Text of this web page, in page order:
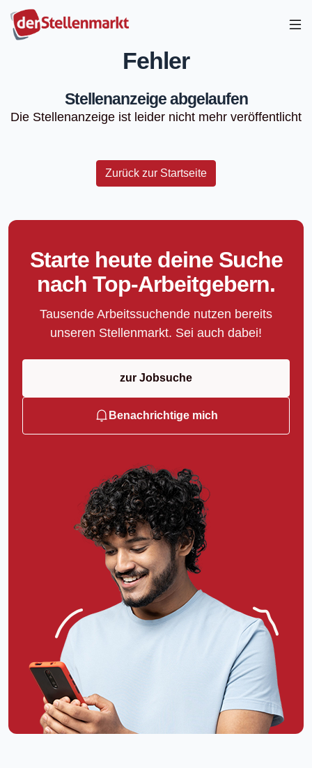
Fehler
Stellenanzeige abgelaufen
Die Stellenanzeige ist leider nicht mehr veröffentlicht
Zurück zur Startseite
Starte heute deine Suche
nach Top-Arbeitgebern.
Tausende Arbeitssuchende nutzen bereits
unseren Stellenmarkt. Sei auch dabei!
zur Jobsuche
Benachrichtige mich